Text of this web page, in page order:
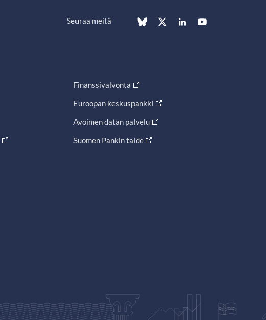
Seuraa meitä
Finanssivalvonta
Euroopan keskuspankki
Avoimen datan palvelu
Suomen Pankin taide